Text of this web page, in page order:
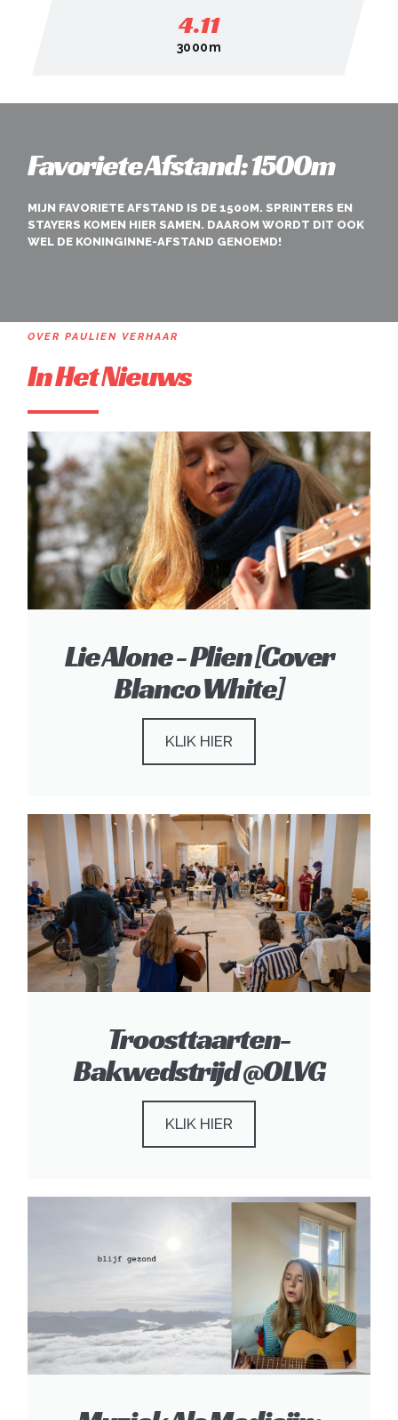
4.11
3000m
Favoriete Afstand: 1500m
MIJN FAVORIETE AFSTAND IS DE 1500M. SPRINTERS EN
STAYERS KOMEN HIER SAMEN. DAAROM WORDT DIT OOK
WEL DE KONINGINNE-AFSTAND GENOEMD!
OVER PAULIEN VERHAAR
In Het Nieuws
Lie Alone - Plien [cover
Blanco White]
KLIK HIER
Troosttaarten-
Bakwedstrijd @OLVG
KLIK HIER